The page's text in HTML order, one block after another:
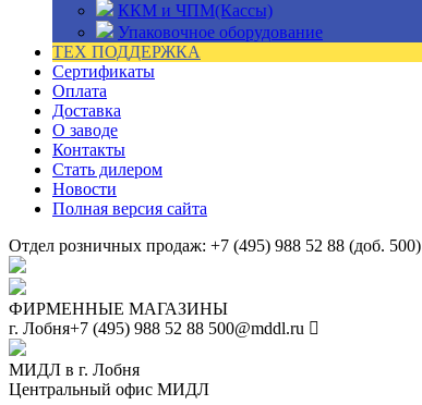
ККМ и ЧПМ(Кассы)
Упаковочное оборудование
ТЕХ ПОДДЕРЖКА
Сертификаты
Оплата
Доставка
О заводе
Контакты
Стать дилером
Новости
Полная версия сайта
Отдел розничных продаж: +7 (495) 988 52 88 (доб. 500)
ФИРМЕННЫЕ МАГАЗИНЫ
г. Лобня+7 (495) 988 52 88 500@mddl.ru
МИДЛ в г. Лобня
Центральный офис МИДЛ